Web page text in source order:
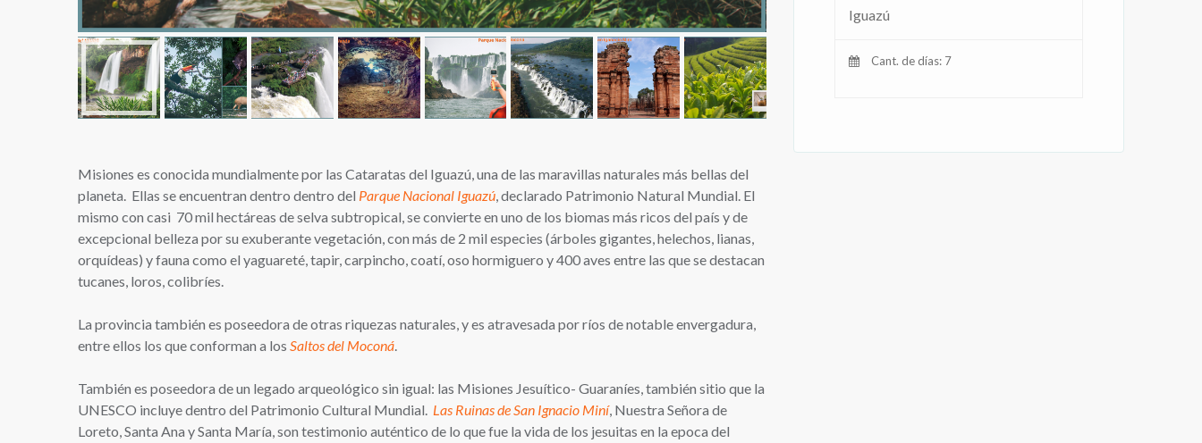
Misiones es conocida mundialmente por las Cataratas del Iguazú, una de las maravillas naturales más bellas del
planeta. Ellas se encuentran dentro dentro del Parque Nacional Iguazú,declarado Patrimonio Natural Mundial. El
mismo con casi 70 mil hectáreas de selva subtropical, se convierte en uno de los biomas más ricos del país y de
excepcional belleza por su exuberante vegetación, con más de 2 mil especies (árboles gigantes, helechos, lianas,
orquídeas) y fauna como el yaguareté, tapir, carpincho, coatí, oso hormiguero y 400 aves entre las que se destacan
tucanes, loros, colibríes.
La provincia también es poseedora de otras riquezas naturales, y es atravesada por ríos de notable envergadura,
entre ellos los que conforman a los Saltos del Moconá.
También es poseedora de un legado arqueológico sin igual: las Misiones Jesuítico- Guaraníes, también sitio que la
UNESCO incluye dentro del Patrimonio Cultural Mundial. Las Ruinas de San Ignacio Miní, Nuestra Señora de
Loreto, Santa Ana y Santa María, son testimonio auténtico de lo que fue la vida de los jesuitas en la epoca del
Iguazú
Cant. de días: 7